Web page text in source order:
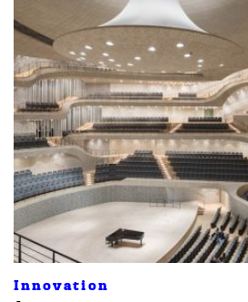
Innovation
ค้นหา
SHARE